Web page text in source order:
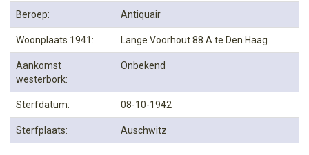
Beroep: Antiquair
Woonplaats 1941: Lange Voorhout 88 A te Den Haag
Aankomst
westerbork:
Onbekend
Sterfdatum: 08-10-1942
Sterfplaats: Auschwitz